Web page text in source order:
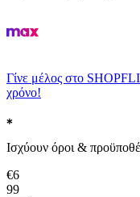
Γίνε μέλος στο
χρόνο!
Ισχύουν όροι &
€6
99